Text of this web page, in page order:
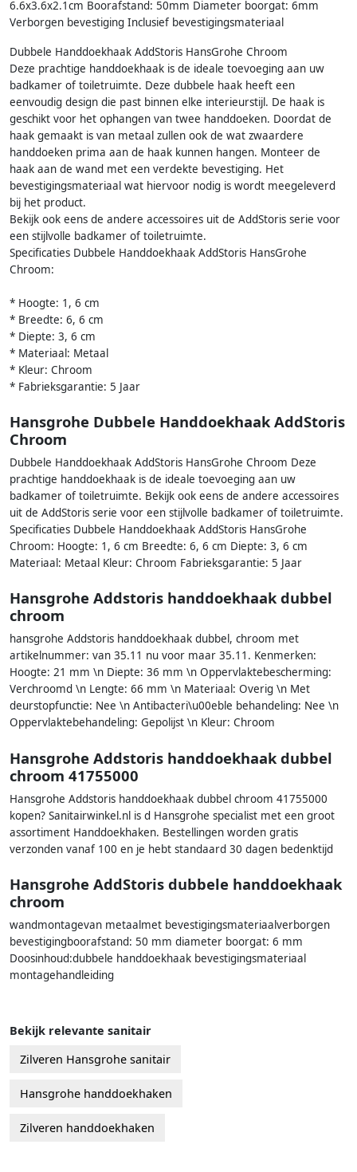
6.6x3.6x2.1cm Boorafstand: 50mm Diameter boorgat: 6mm
Verborgen bevestiging Inclusief bevestigingsmateriaal
Dubbele Handdoekhaak AddStoris HansGrohe Chroom
Deze prachtige handdoekhaak is de ideale toevoeging aan uw
badkamer of toiletruimte. Deze dubbele haak heeft een
eenvoudig design die past binnen elke interieurstijl. De haak is
geschikt voor het ophangen van twee handdoeken. Doordat de
haak gemaakt is van metaal zullen ook de wat zwaardere
handdoeken prima aan de haak kunnen hangen. Monteer de
haak aan de wand met een verdekte bevestiging. Het
bevestigingsmateriaal wat hiervoor nodig is wordt meegeleverd
bij het product.
Bekijk ook eens de andere accessoires uit de AddStoris serie voor
een stijlvolle badkamer of toiletruimte.
Specificaties Dubbele Handdoekhaak AddStoris HansGrohe
Chroom:
* Hoogte: 1, 6 cm
* Breedte: 6, 6 cm
* Diepte: 3, 6 cm
* Materiaal: Metaal
* Kleur: Chroom
* Fabrieksgarantie: 5 Jaar
Hansgrohe Dubbele Handdoekhaak AddStoris
Chroom
Dubbele Handdoekhaak AddStoris HansGrohe Chroom Deze
prachtige handdoekhaak is de ideale toevoeging aan uw
badkamer of toiletruimte. Bekijk ook eens de andere accessoires
uit de AddStoris serie voor een stijlvolle badkamer of toiletruimte.
Specificaties Dubbele Handdoekhaak AddStoris HansGrohe
Chroom: Hoogte: 1, 6 cm Breedte: 6, 6 cm Diepte: 3, 6 cm
Materiaal: Metaal Kleur: Chroom Fabrieksgarantie: 5 Jaar
Hansgrohe Addstoris handdoekhaak dubbel
chroom
hansgrohe Addstoris handdoekhaak dubbel, chroom met
artikelnummer: van 35.11 nu voor maar 35.11. Kenmerken:
Hoogte: 21 mm \n Diepte: 36 mm \n Oppervlaktebescherming:
Verchroomd \n Lengte: 66 mm \n Materiaal: Overig \n Met
deurstopfunctie: Nee \n Antibacteri\u00eble behandeling: Nee \n
Oppervlaktebehandeling: Gepolijst \n Kleur: Chroom
Hansgrohe Addstoris handdoekhaak dubbel
chroom 41755000
Hansgrohe Addstoris handdoekhaak dubbel chroom 41755000
kopen? Sanitairwinkel.nl is d Hansgrohe specialist met een groot
assortiment Handdoekhaken. Bestellingen worden gratis
verzonden vanaf 100 en je hebt standaard 30 dagen bedenktijd
Hansgrohe AddStoris dubbele handdoekhaak
chroom
wandmontagevan metaalmet bevestigingsmateriaalverborgen
bevestigingboorafstand: 50 mm diameter boorgat: 6 mm
Doosinhoud:dubbele handdoekhaak bevestigingsmateriaal
montagehandleiding
Bekijk relevante sanitair
Zilveren Hansgrohe sanitair
Hansgrohe handdoekhaken
Zilveren handdoekhaken